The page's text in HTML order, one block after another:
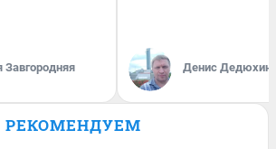
Завгородняя Денис Дедюхин
РЕКОМЕНДУЕМ